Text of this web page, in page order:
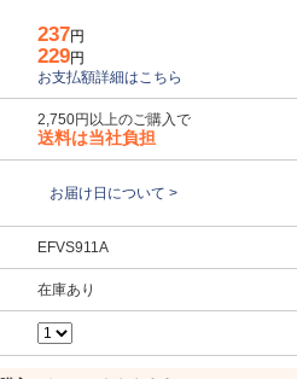
237円
229円
お支払額詳細はこちら
2,750円以上のご購入で
送料は当社負担
お届け日について >
EFVS911A
在庫あり